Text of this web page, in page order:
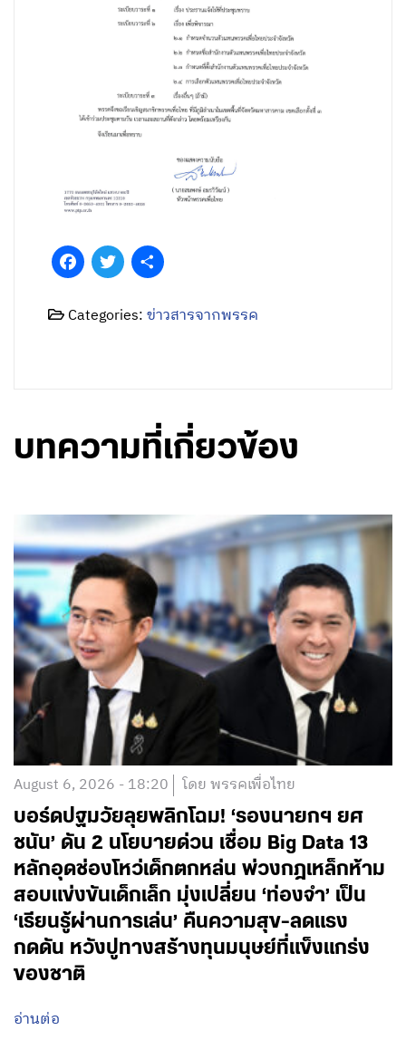
FacebookTwitter
Categories:ข่าวสารจากพรรค
บทความที่เกี่ยวข้อง
August 6, 2026 - 18:20 โดย พรรคเพื่อไทย
บอร์ดปฐมวัยลุยพลิกโฉม! ‘รองนายกฯ ยศ
ชนัน’ ดัน 2 นโยบายด่วน เชื่อม Big Data 13
หลักอุดช่องโหว่เด็กตกหล่น พ่วงกฎเหล็กห้าม
สอบแข่งขันเด็กเล็ก มุ่งเปลี่ยน ‘ท่องจำ’ เป็น
‘เรียนรู้ผ่านการเล่น’ คืนความสุข-ลดแรง
กดดัน หวังปูทางสร้างทุนมนุษย์ที่แข็งแกร่ง
ของชาติ
อ่านต่อ